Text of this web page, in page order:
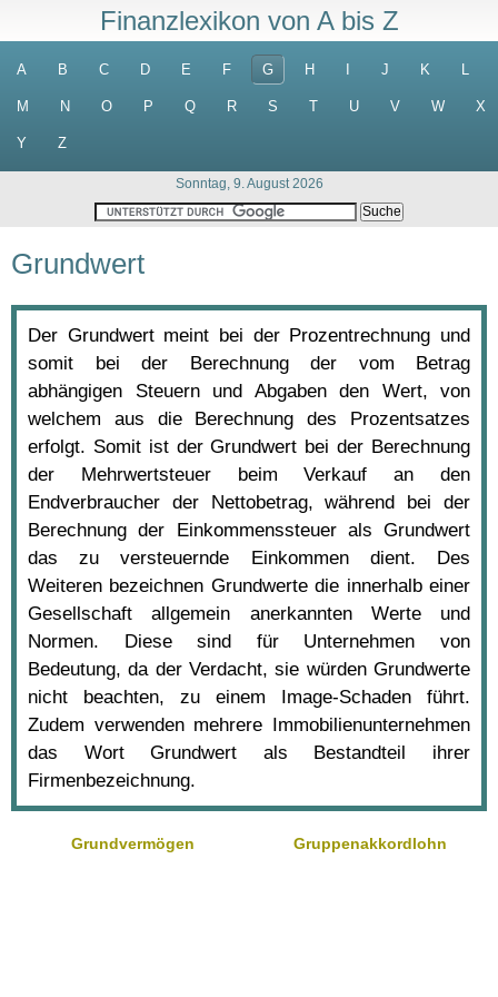
Finanzlexikon von A bis Z
A B C D E F G H J K L
M N O P Q R S T U V W X
Y Z
Sonntag, 9. August 2026
Grundwert
Der Grundwert meint bei der Prozentrechnung und
somit bei der Berechnung der vom Betrag
abhängigen Steuern und Abgaben den Wert, von
welchem aus die Berechnung des Prozentsatzes
erfolgt. Somit ist der Grundwert bei der Berechnung
der Mehrwertsteuer beim Verkauf an den
Endverbraucher der Nettobetrag, während bei der
Berechnung der Einkommenssteuer als Grundwert
das zu versteuernde Einkommen dient. Des
Weiteren bezeichnen Grundwerte die innerhalb einer
Gesellschaft allgemein anerkannten Werte und
Normen. Diese sind für Unternehmen von
Bedeutung, da der Verdacht, sie würden Grundwerte
nicht beachten, zu einem Image-Schaden führt.
Zudem verwenden mehrere Immobilienunternehmen
das Wort Grundwert als Bestandteil ihrer
Firmenbezeichnung.
Grundvermögen Gruppenakkordlohn